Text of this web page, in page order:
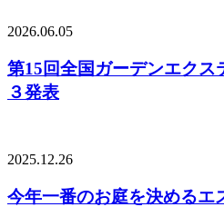
2026.06.05
第15回全国ガーデンエクス
３発表
2025.12.26
今年一番のお庭を決めるエ